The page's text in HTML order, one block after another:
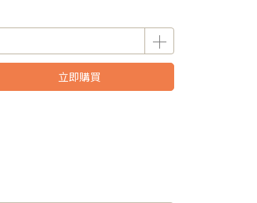
立即購買